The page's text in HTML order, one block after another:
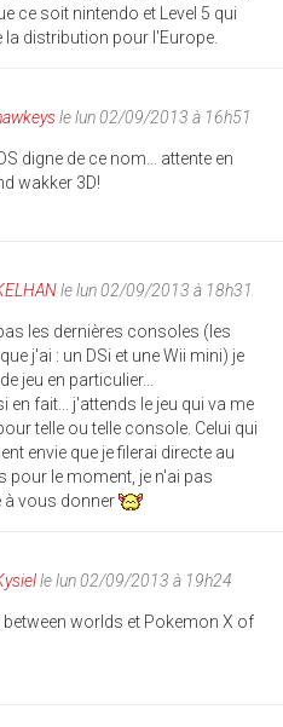
ce soit nintendo et Level 5 qui
distribution pour l'Europe.
le lun 02/09/2013 à 16h51
digne de ce nom... attente en
wakker 3D!
le lun 02/09/2013 à 18h31
les dernières consoles (les
j'ai : un DSi et une Wii mini) je
jeu en particulier...
en fait... j'attends le jeu qui va me
telle ou telle console. Celui qui
envie que je filerai directe au
pour le moment, je n'ai pas
à vous donner
le lun 02/09/2013 à 19h24
between worlds et Pokemon X of